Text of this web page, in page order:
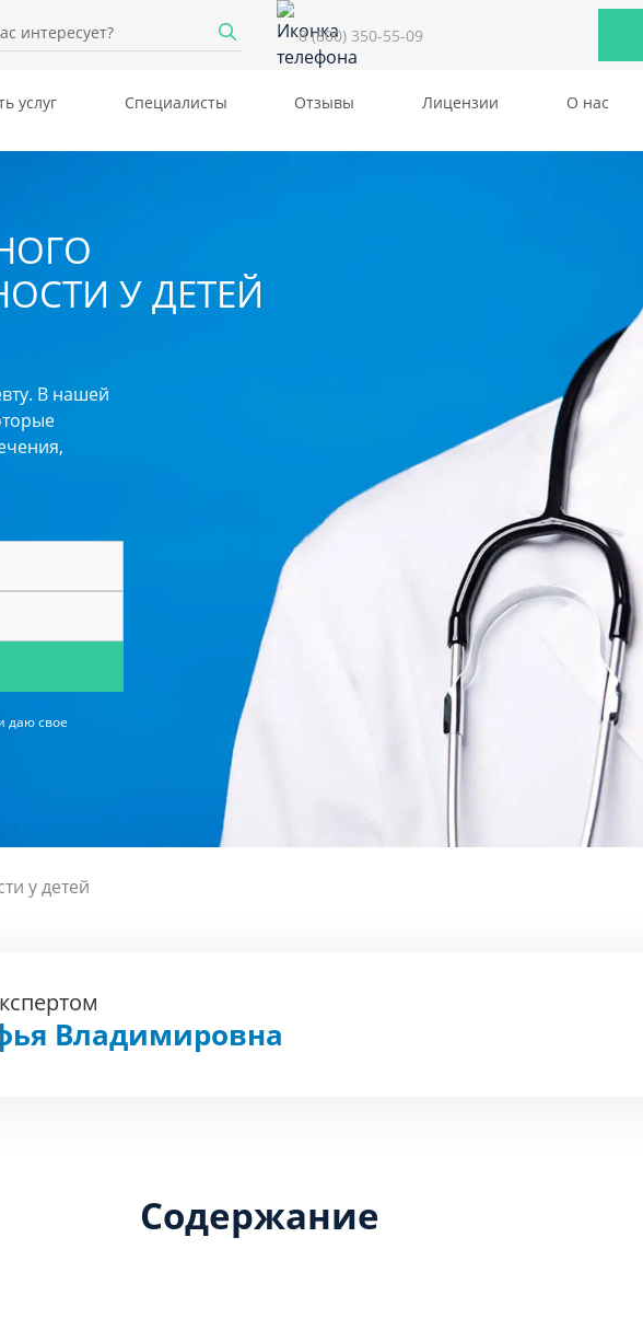
8 (800) 350-55-09
услуг Специалисты Отзывы Лицензии О нас
У ДЕТЕЙ
В нашей
даю свое
у детей
Владимировна
Содержание